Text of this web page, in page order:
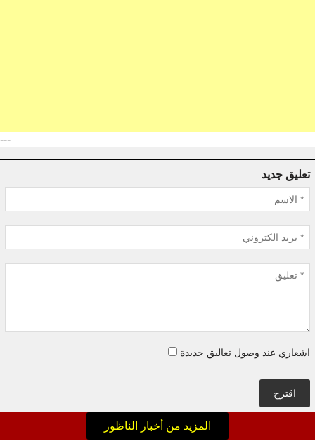
---
تعليق جديد
اشعاري عند وصول تعاليق جديدة
اقترح
المزيد من أخبار الناظور